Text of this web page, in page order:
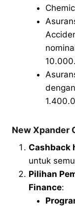
New Xpander
Cashback
untuk
Pilihan
Finance: